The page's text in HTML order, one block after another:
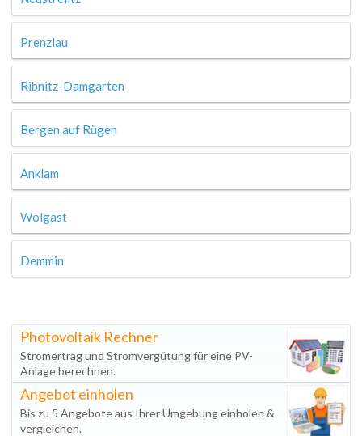
Prenzlau
Ribnitz-Damgarten
Bergen auf Rügen
Anklam
Wolgast
Demmin
Photovoltaik Rechner
Stromertrag und Stromvergütung für eine PV-
Anlage berechnen.
Angebot einholen
Bis zu 5 Angebote aus Ihrer Umgebung einholen &
vergleichen.